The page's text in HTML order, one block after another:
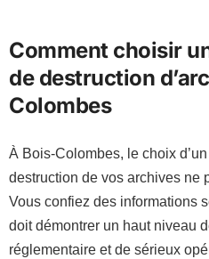
Comment choisir
de destruction
Colombes
À Bois-Colombes, le choix
destruction de vos archives ne
Vous confiez des informations
doit démontrer un haut niveau
réglementaire et de sérieux